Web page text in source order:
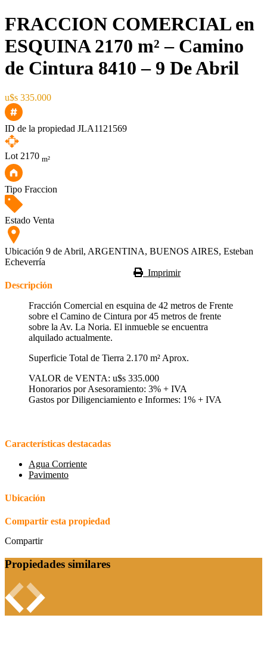
FRACCION COMERCIAL en
ESQUINA 2170 m² – Camino
de Cintura 8410 – 9 De Abril
u$s 335.000
ID de la propiedad JLA1121569
Lot 2170 m²
Tipo Fraccion
Estado Venta
Ubicación 9 de Abril, ARGENTINA, BUENOS AIRES, Esteban
Echeverría
Imprimir
Descripción
Fracción Comercial en esquina de 42 metros de Frente
sobre el Camino de Cintura por 45 metros de frente
sobre la Av. La Noria. El inmueble se encuentra
alquilado actualmente.
Superficie Total de Tierra 2.170 m² Aprox.
VALOR de VENTA: u$s 335.000
Honorarios por Asesoramiento: 3% + IVA
Gastos por Diligenciamiento e Informes: 1% + IVA
Características destacadas
Agua Corriente
Pavimento
Ubicación
Compartir esta propiedad
Compartir
Propiedades similares